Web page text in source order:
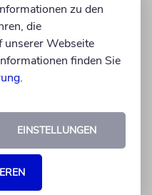
auf
zu den
die
unserer Webseite
finden Sie
.
EINSTELLUNGEN